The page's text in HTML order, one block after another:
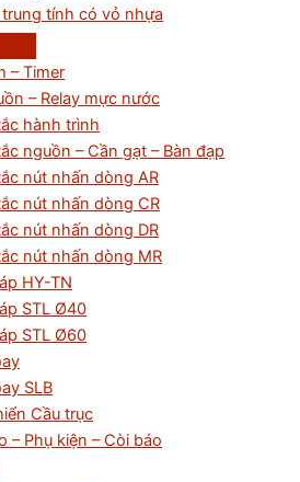
tính có vỏ nhựa
– Timer
– Relay mực nước
hành trình
nguồn – Cần gạt – Bàn đạp
nút nhấn dòng AR
nút nhấn dòng CR
nút nhấn dòng DR
nút nhấn dòng MR
HY-TN
STL Ø40
STL Ø60
SLB
Cầu trục
– Phụ kiện – Còi báo